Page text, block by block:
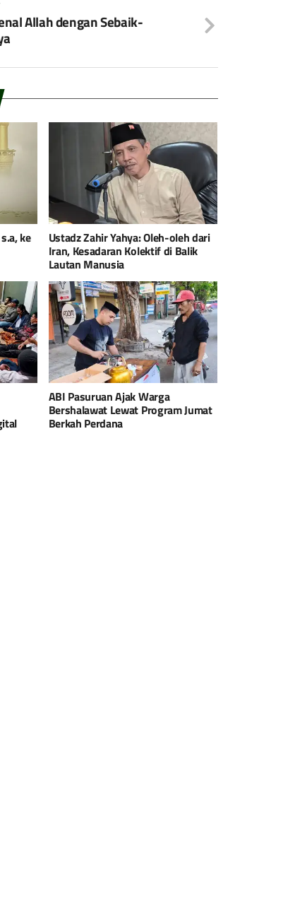
Allah dengan Sebaik-
ke Ustadz Zahir Yahya: Oleh-oleh dari
Iran, Kesadaran Kolektif di Balik
Lautan Manusia
ABI Pasuruan Ajak Warga
Bershalawat Lewat Program Jumat
Berkah Perdana